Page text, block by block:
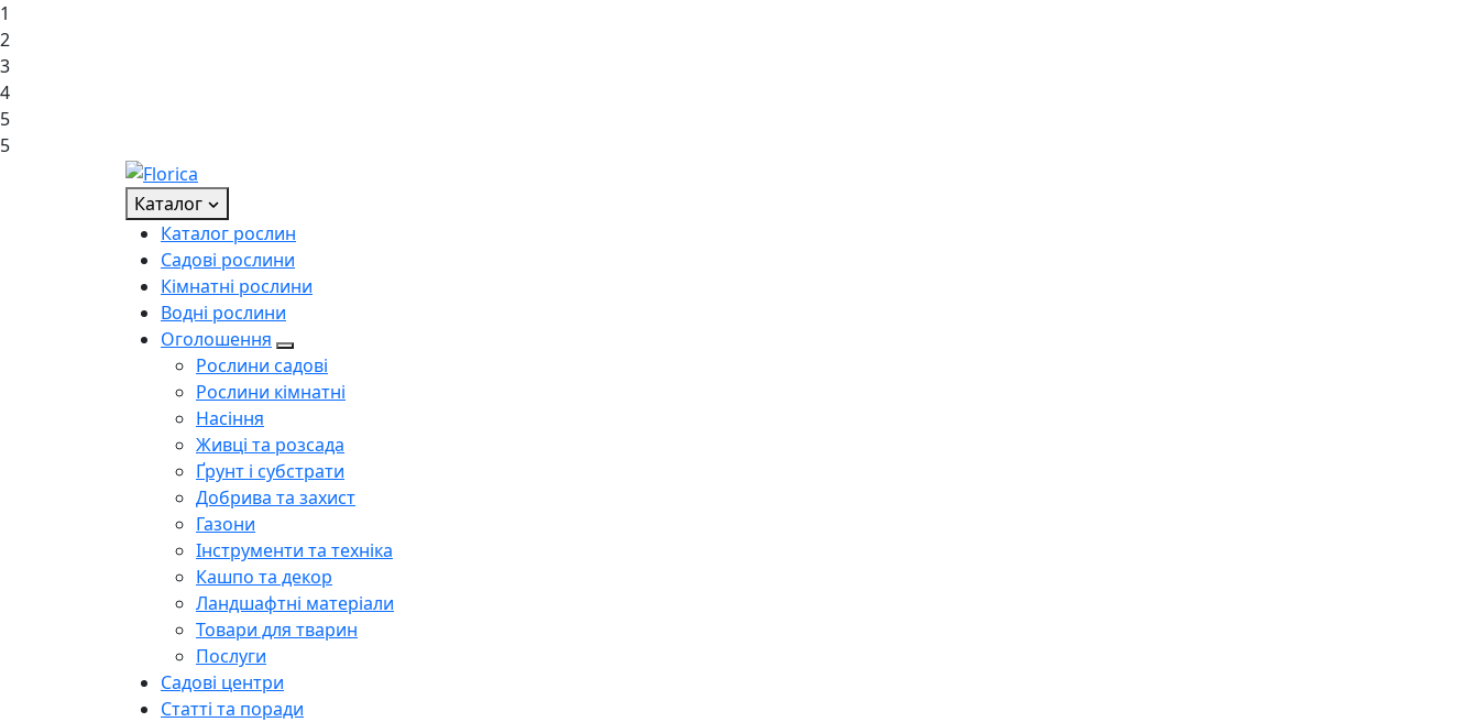
1
2
3
4
5
5
Каталог
Каталог рослин
Садові рослини
Кімнатні рослини
Водні рослини
Оголошення
Рослини садові
Рослини кімнатні
Насіння
Живці та розсада
Ґрунт і субстрати
Добрива та захист
Газони
Інструменти та техніка
Кашпо та декор
Ландшафтні матеріали
Товари для тварин
Послуги
Садові центри
Статті та поради